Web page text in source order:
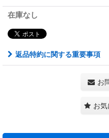
在庫なし
返品特約に関する重要事項
お
お